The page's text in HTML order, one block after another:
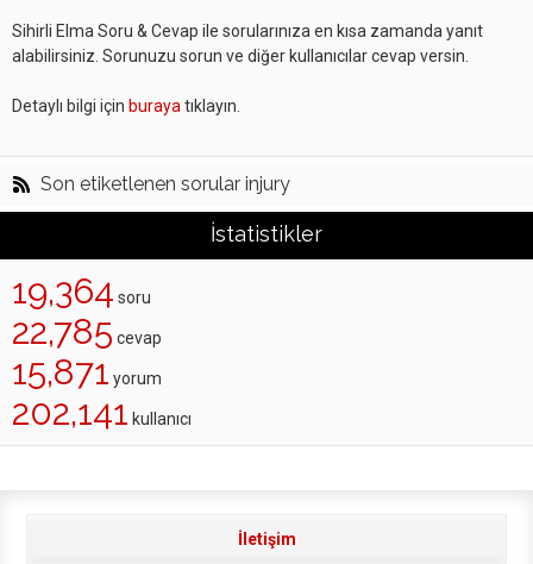
Sihirli Elma Soru & Cevap ile sorularınıza en kısa zamanda yanıt
alabilirsiniz. Sorunuzu sorun ve diğer kullanıcılar cevap versin.
Detaylı bilgi için buraya tıklayın.
Son etiketlenen sorular injury
İstatistikler
19,364 soru
22,785 cevap
15,871 yorum
202,141 kullanıcı
İletişim